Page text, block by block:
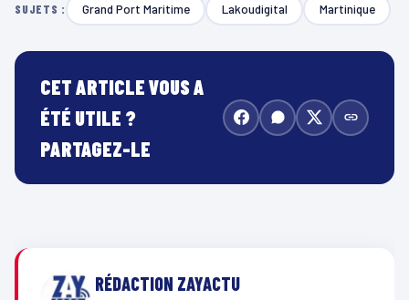
SUJETS : Grand Port Maritime Lakoudigital Martinique
CET ARTICLE VOUS A
ÉTÉ UTILE ?
PARTAGEZ-LE
RÉDACTION ZAYACTU